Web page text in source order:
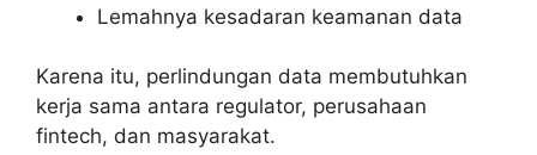
Lemahnya kesadaran keamanan data
Karena itu, perlindungan data membutuhkan
kerja sama antara regulator, perusahaan
fintech, dan masyarakat.